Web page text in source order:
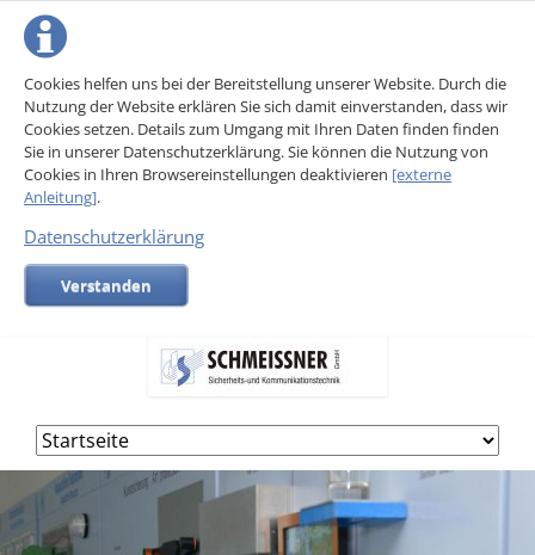
Cookies helfen uns bei der Bereitstellung unserer Website. Durch die
Nutzung der Website erklären Sie sich damit einverstanden, dass wir
Cookies setzen. Details zum Umgang mit Ihren Daten finden finden
Sie in unserer Datenschutzerklärung. Sie können die Nutzung von
Cookies in Ihren Browsereinstellungen deaktivieren [externe
Anleitung].
Datenschutzerklärung
Verstanden
Navigation
überspringen